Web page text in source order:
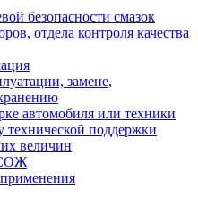
безопасности смазок
отдела контроля качества
замене,
автомобиля или техники
поддержки
величин
СОЖ